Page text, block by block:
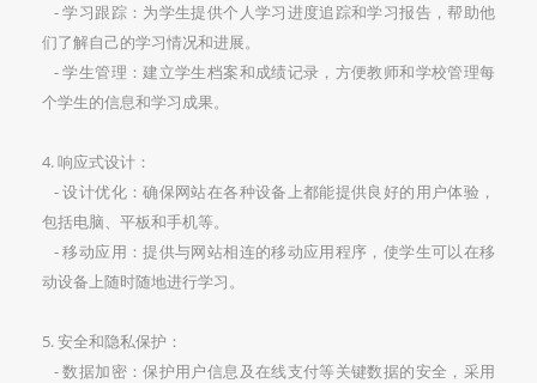
- 学习跟踪：为学生提供个人学习进度追踪和学习报告，帮助他
们了解自己的学习情况和进展。
- 学生管理：建立学生档案和成绩记录，方便教师和学校管理每
个学生的信息和学习成果。
4. 响应式设计：
- 设计优化：确保网站在各种设备上都能提供良好的用户体验，
包括电脑、平板和手机等。
- 移动应用：提供与网站相连的移动应用程序，使学生可以在移
动设备上随时随地进行学习。
5. 安全和隐私保护：
- 数据加密：保护用户信息及在线支付等关键数据的安全，采用